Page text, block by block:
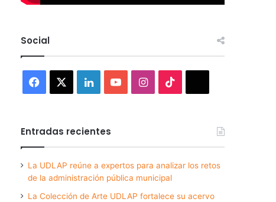
Social
Facebook LinkedInYouTubeInstagram
Entradas recientes
La UDLAP reúne a expertos para analizar los retos
de la administración pública municipal
La Colección de Arte UDLAP fortalece su acervo